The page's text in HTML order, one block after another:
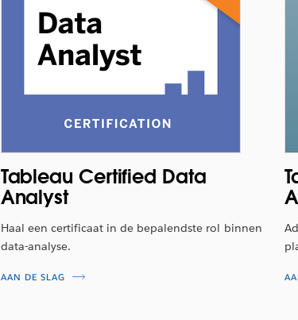
Tableau Certified Data
Analyst
Haal een certificaat in de bepalendste rol binnen
data-analyse.
AAN DE SLAG